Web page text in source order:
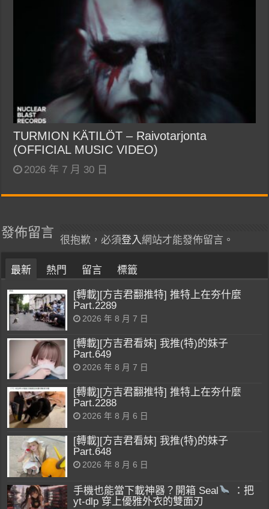
TURMION KÄTILÖT – Raivotarjonta
(OFFICIAL MUSIC VIDEO)
2026 年 7 月 30 日
發佈留言
很抱歉，必須登入網站才能發佈留言。
最新 熱門 留言 標籤
[轉載][方吉君翻推特] 推特上在夯什麼
Part.2289
2026 年 8 月 7 日
[轉載][方吉君看妹] 我推(特)的妹子
Part.649
2026 年 8 月 7 日
[轉載][方吉君翻推特] 推特上在夯什麼
Part.2288
2026 年 8 月 6 日
[轉載][方吉君看妹] 我推(特)的妹子
Part.648
2026 年 8 月 6 日
手機也能當下載神器？開箱 Seal
：把
yt-dlp 穿上優雅外衣的雙面刃